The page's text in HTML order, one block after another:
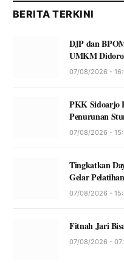
BERITA TERKINI
DJP dan
UMKM
07/08/2026 -
PKK Sidoarjo
Penurunan
07/08/2026 -
Tingkatkan
Gelar
07/08/2026 -
Fitnah Jari
07/08/2026 -